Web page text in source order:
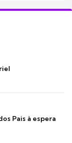
Pais à espera